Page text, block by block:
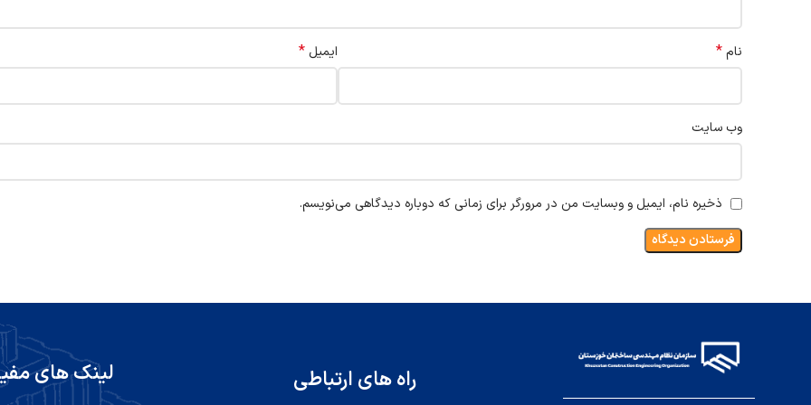
نام* ایمیل *
وب‌ سایت
ذخیره نام، ایمیل و وبسایت من در مرورگر برای زمانی که دوباره دیدگاهی می‌نویسم.
راه های ارتباطی لینک های